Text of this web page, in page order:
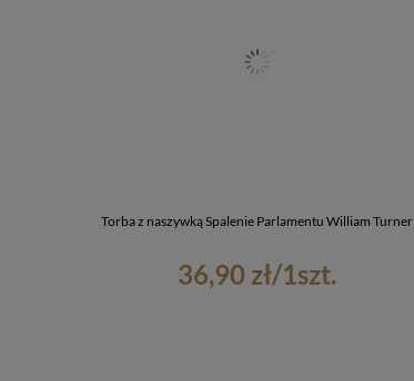
Torba z naszywką Spalenie Parlamentu William Turner
36,90 zł/1szt.